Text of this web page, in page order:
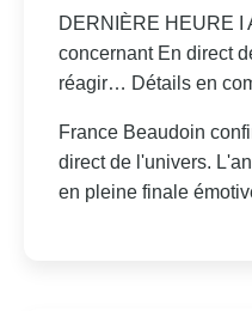
DERNIÈRE HEURE I
concernant En direct
réagir… Détails en
France Beaudoin
direct de l'univers.
en pleine finale